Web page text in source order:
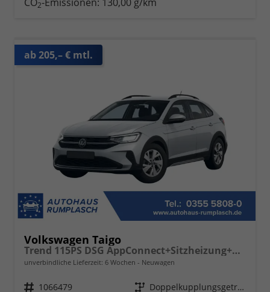
2
ab 205,– € mtl.
Volkswagen Taigo
Trend 115PS DSG AppConnect+Sitzheizung+PDC+Alu16+LED+DAB+FrontAssist
unverbindliche Lieferzeit: 6 Wochen Neuwagen
Fahrzeugnr. 1066479 Getriebe Doppelkupplungsgetriebe (DSG)